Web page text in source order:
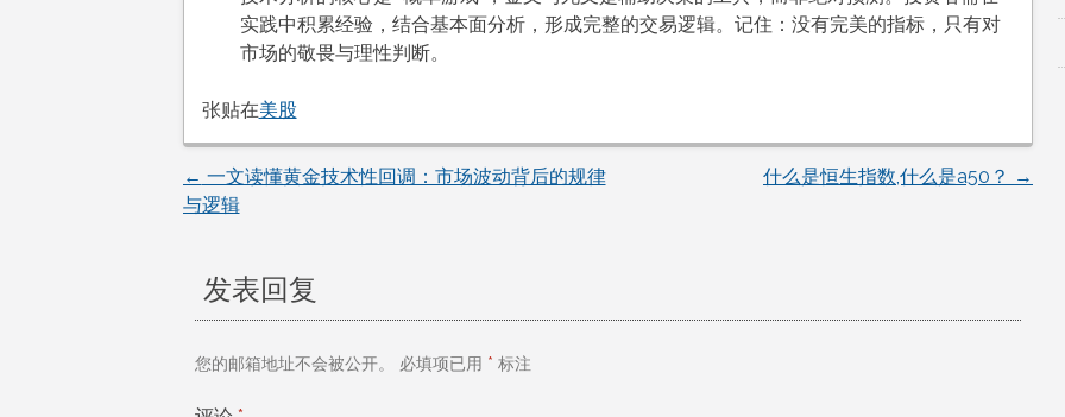
实践中积累经验，结合基本面分析，形成完整的交易逻辑。记住：没有完美的指标，只有对
市场的敬畏与理性判断。
张贴在美股
文
导
航
← 一文读懂黄金技术性回调：市场波动背后的规律
与逻辑
什么是恒生指数,什么是a50？ →
发表回复
您的邮箱地址不会被公开。 必填项已用 * 标注